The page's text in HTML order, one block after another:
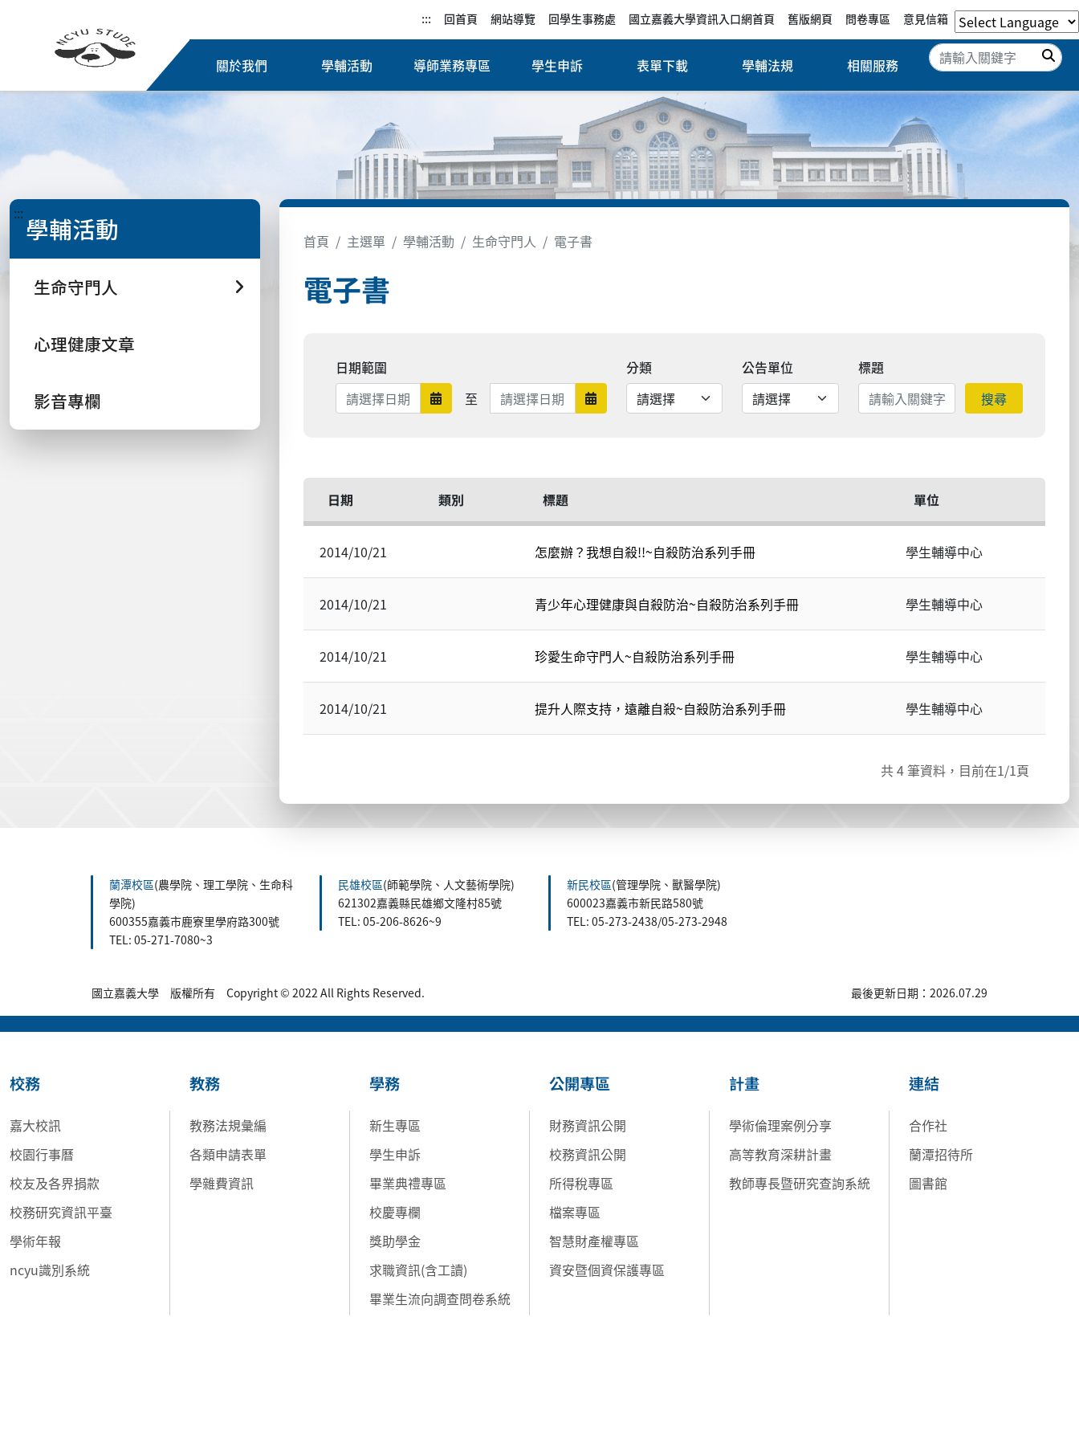
::: 回首頁 網站導覽 回學生事務處 國立嘉義大學資訊入口網首頁 舊版網頁 問卷專區 意見信箱
關於我們 學輔活動 導師業務專區 學生申訴 表單下載 學輔法規 相關服務
搜
::: 學輔活動
生命守門人
心理健康文章
影音專欄
首頁 主選單 學輔活動 生命守門人 電子書
電子書
日期範圍
日期範圍開始
至 日期範圍結束 日期範圍結束
分類 公告單位
標題
搜尋
日期 類別 標題 單位
2014/10/21 怎麼辦？我想自殺!!~自殺防治系列手冊 學生輔導中心
2014/10/21 青少年心理健康與自殺防治~自殺防治系列手冊 學生輔導中心
2014/10/21 珍愛生命守門人~自殺防治系列手冊 學生輔導中心
2014/10/21 提升人際支持，遠離自殺~自殺防治系列手冊 學生輔導中心
共4 筆資料，目前在1/1頁
蘭潭校區(農學院、理工學院、生命科
學院)
600355嘉義市鹿寮里學府路300號
TEL: 05-271-7080~3
民雄校區(師範學院、人文藝術學院)
621302嘉義縣民雄鄉文隆村85號
TEL: 05-206-8626~9
新民校區(管理學院、獸醫學院)
600023嘉義市新民路580號
TEL: 05-273-2438/05-273-2948
國立嘉義大學 版權所有 Copyright © 2022 All Rights Reserved. 最後更新日期：2026.07.29
校務
嘉大校訊
校園行事曆
校友及各界捐款
校務研究資訊平臺
學術年報
ncyu識別系統
教務
教務法規彙編
各類申請表單
學雜費資訊
學務
新生專區
學生申訴
畢業典禮專區
校慶專欄
獎助學金
求職資訊(含工讀)
畢業生流向調查問卷系統
公開專區
財務資訊公開
校務資訊公開
所得稅專區
檔案專區
智慧財產權專區
資安暨個資保護專區
計畫
學術倫理案例分享
高等教育深耕計畫
教師專長暨研究查詢系統
連結
合作社
蘭潭招待所
圖書館